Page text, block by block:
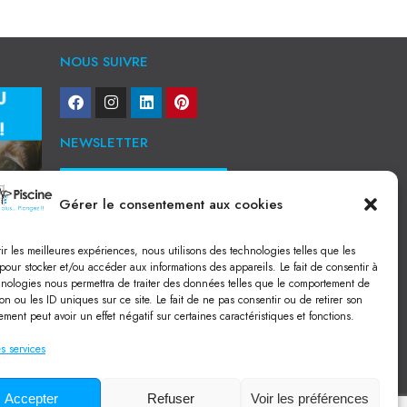
Gérer le consentement aux cookies
les meilleures expériences, nous utilisons des technologies telles que les
stocker et/ou accéder aux informations des appareils. Le fait de consentir à
nous permettra de traiter des données telles que le comportement de
ou les ID uniques sur ce site. Le fait de ne pas consentir ou de retirer son
peut avoir un effet négatif sur certaines caractéristiques et fonctions.
services
Accepter Refuser Voir les préférences
NOUS SUIVRE
NEWSLETTER
Construction de piscine béton à Narbonne
Piscine coque à Narbonne
Acheter SPA à Narbonne
Pisciniste Narbonne
Magasin de piscine Lézignan
Balai Fairlocks